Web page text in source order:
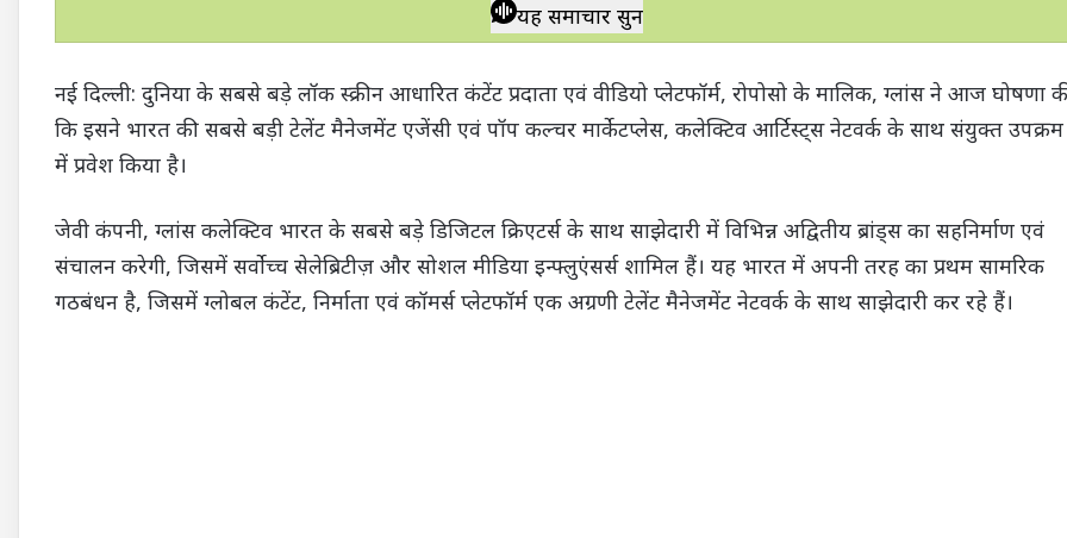
t
A
p
p
e
o
o
k
t
e
r
e
r
a
y
n
r
e
यह समाचार सुनें
नई दिल्ली: दुनिया के सबसे बड़े लॉक स्क्रीन आधारित कंटेंट प्रदाता एवं वीडियो प्लेटफॉर्म, रोपोसो के मालिक, ग्लांस ने आज घोषणा
कि इसने भारत की सबसे बड़ी टेलेंट मैनेजमेंट एजेंसी एवं पॉप कल्चर मार्केटप्लेस, कलेक्टिव आर्टिस्ट्स नेटवर्क के साथ संयुक्त उपक्रम
में प्रवेश किया है।
जेवी कंपनी, ग्लांस कलेक्टिव भारत के सबसे बड़े डिजिटल क्रिएटर्स के साथ साझेदारी में विभिन्न अद्वितीय ब्रांड्स का सहनिर्माण एवं
संचालन करेगी, जिसमें सर्वोच्च सेलेब्रिटीज़ और सोशल मीडिया इन्फ्लुएंसर्स शामिल हैं। यह भारत में अपनी तरह का प्रथम सामरिक
गठबंधन है, जिसमें ग्लोबल कंटेंट, निर्माता एवं कॉमर्स प्लेटफॉर्म एक अग्रणी टेलेंट मैनेजमेंट नेटवर्क के साथ साझेदारी कर रहे हैं।